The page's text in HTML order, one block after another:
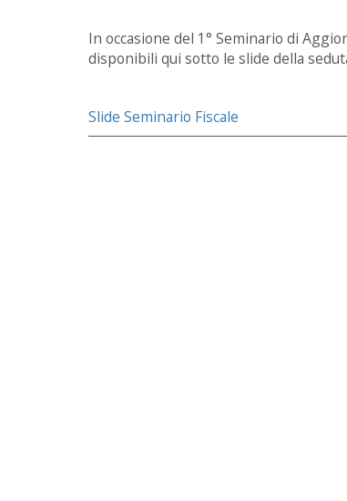
In occasione del 1° Seminario di
disponibili qui sotto le slide della
Slide Seminario Fiscale